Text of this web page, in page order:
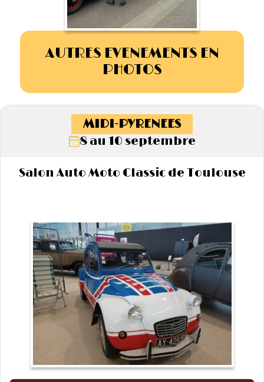
AUTRES EVENEMENTS EN
PHOTOS
MIDI-PYRENEES
8 au 10 septembre
Salon Auto Moto Classic de Toulouse